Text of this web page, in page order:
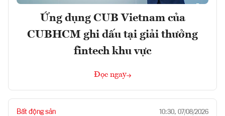
Ứng dụng CUB Vietnam của
CUBHCM ghi dấu tại giải thưởng
fintech khu vực
Đọc ngay
Bất động sản 10:30, 07/08/2026